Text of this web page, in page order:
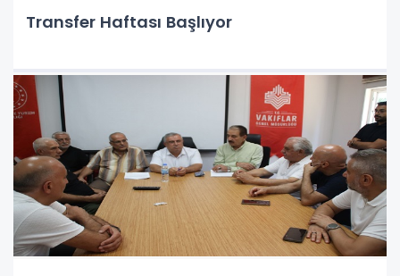
Transfer Haftası Başlıyor